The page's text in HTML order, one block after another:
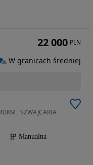
, SZWAJCARIA
Manualna
22 000 PLN
W granicach średniej